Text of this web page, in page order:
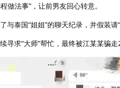
做法事”，让前男友回心转意。
泰国“姐姐”的聊天纪录，并假装请
求“大师”帮忙，最终被江某某骗走